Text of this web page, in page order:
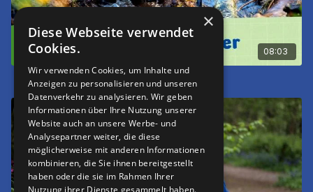
08:03
Naturdetektiv Leon - Der Biber
×
Diese Webseite verwendet
Cookies.
Wir verwenden Cookies, um Inhalte und
Anzeigen zu personalisieren und unseren
Datenverkehr zu analysieren. Wir geben
Informationen über Ihre Nutzung unserer
Website auch an unsere Werbe- und
Analysepartner weiter, die diese
möglicherweise mit anderen Informationen
kombinieren, die Sie ihnen bereitgestellt
haben oder die sie im Rahmen Ihrer
Nutzung ihrer Dienste gesammelt haben.